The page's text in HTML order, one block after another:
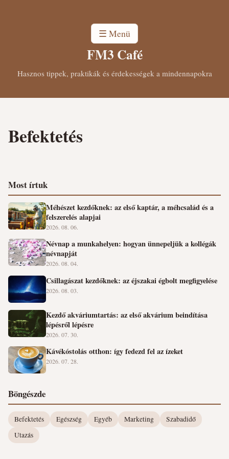
☰ Menü
FM3 Café
Hasznos tippek, praktikák és érdekességek a mindennapokra
Befektetés
Most írtuk
Méhészet kezdőknek: az első kaptár, a méhcsalád és a
felszerelés alapjai
2026. 08. 06.
Névnap a munkahelyen: hogyan ünnepeljük a kollégák
névnapját
2026. 08. 04.
Csillagászat kezdőknek: az éjszakai égbolt megfigyelése
2026. 08. 03.
Kezdő akváriumtartás: az első akvárium beindítása
lépésről lépésre
2026. 07. 30.
Kávékóstolás otthon: így fedezd fel az ízeket
2026. 07. 28.
Böngészde
Befektetés Egészség Egyéb Marketing
Szabadidő
Utazás